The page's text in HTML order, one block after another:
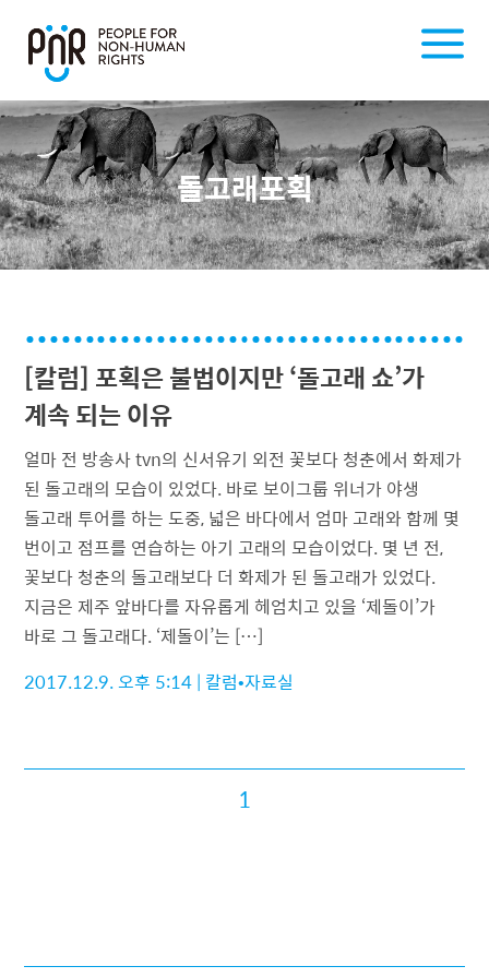
돌고래포획
[칼럼] 포획은 불법이지만 ‘돌고래 쇼’가
계속 되는 이유
얼마 전 방송사 tvn의 신서유기 외전 꽃보다 청춘에서 화제가
된 돌고래의 모습이 있었다. 바로 보이그룹 위너가 야생
돌고래 투어를 하는 도중, 넓은 바다에서 엄마 고래와 함께 몇
번이고 점프를 연습하는 아기 고래의 모습이었다. 몇 년 전,
꽃보다 청춘의 돌고래보다 더 화제가 된 돌고래가 있었다.
지금은 제주 앞바다를 자유롭게 헤엄치고 있을 ‘제돌이’가
바로 그 돌고래다. ‘제돌이’는 […]
2017.12.9. 오후 5:14 | 칼럼•자료실
1